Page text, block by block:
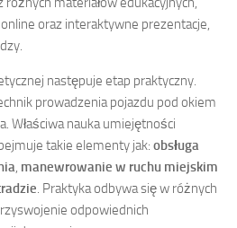
oraz interaktywne prezentacje,
następuje etap praktyczny.
prowadzenia pojazdu pod okiem
Właściwa nauka umiejętności
takie elementy jak: obsługa
, manewrowanie w ruchu miejskim
. Praktyka odbywa się w różnych
odpowiednich